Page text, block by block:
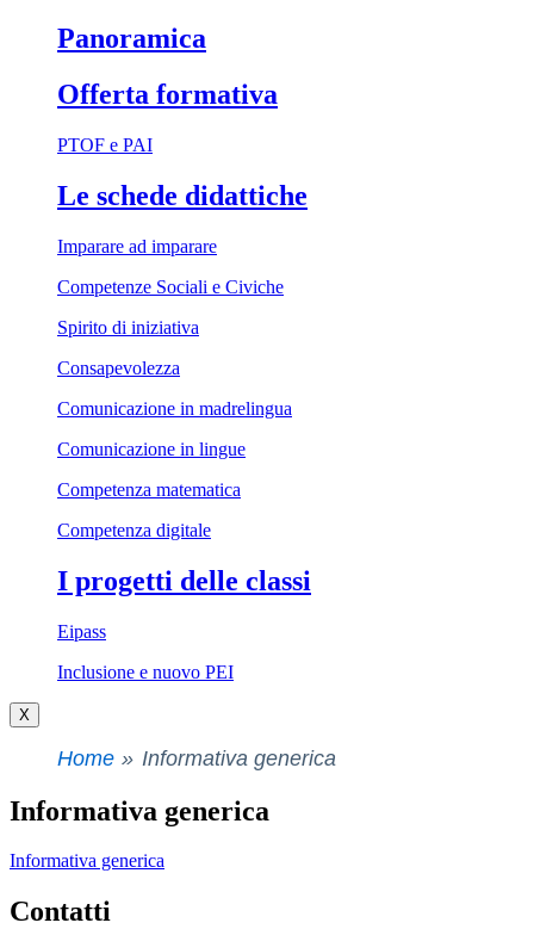
Panoramica
Offerta formativa
PTOF e PAI
Le schede didattiche
Imparare ad imparare
Competenze Sociali e Civiche
Spirito di iniziativa
Consapevolezza
Comunicazione in madrelingua
Comunicazione in lingue
Competenza matematica
Competenza digitale
I progetti delle classi
Eipass
Inclusione e nuovo PEI
X
Home Informativa generica
Informativa generica
Informativa generica
Contatti